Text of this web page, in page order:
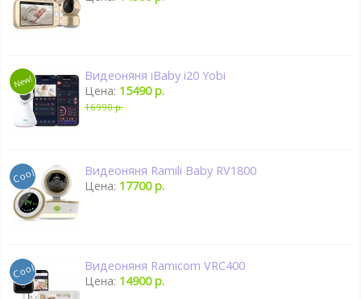
Видеоняня iBaby i20 Yobi
Цена: 15490 р.
16990 р.
Видеоняня Ramili Baby RV1800
Цена: 17700 р.
Видеоняня Ramicom VRC400
Цена: 14900 р.